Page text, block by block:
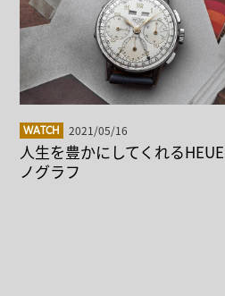
WATCH 2021/05/16
人生を豊かにしてくれる
ノグラフ